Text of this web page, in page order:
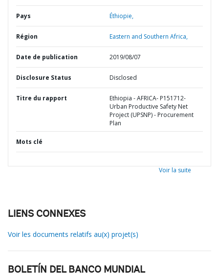
Pays Éthiopie,
Région Eastern and Southern Africa,
Date de publication 2019/08/07
Disclosure Status Disclosed
Titre du rapport
Ethiopia - AFRICA- P151712-
Urban Productive Safety Net
Project (UPSNP) - Procurement
Plan
Mots clé
Voir la suite
LIENS CONNEXES
Voir les documents relatifs au(x) projet(s)
BOLETÍN DEL BANCO MUNDIAL